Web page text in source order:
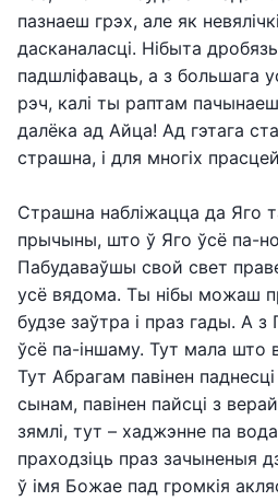
пазнаеш грэх, але як
дасканаласці. Нібыта
падшліфаваць, а з большага
рэч, калі ты раптам
далёка ад Айца! Ад гэтага
страшна, і для многіх
Страшна набліжацца да Яго
прычыны, што ў Яго ўсё па-
Пабудаваўшы свой свет
усё вядома. Ты нібы можаш
будзе заўтра і праз гады. А
ўсё па-іншаму. Тут мала што
Тут Абрагам павінен
сынам, павінен пайсці з
зямлі, тут – хаджэнне па
праходзіць праз зачыненыя
ў імя Божае пад громкія